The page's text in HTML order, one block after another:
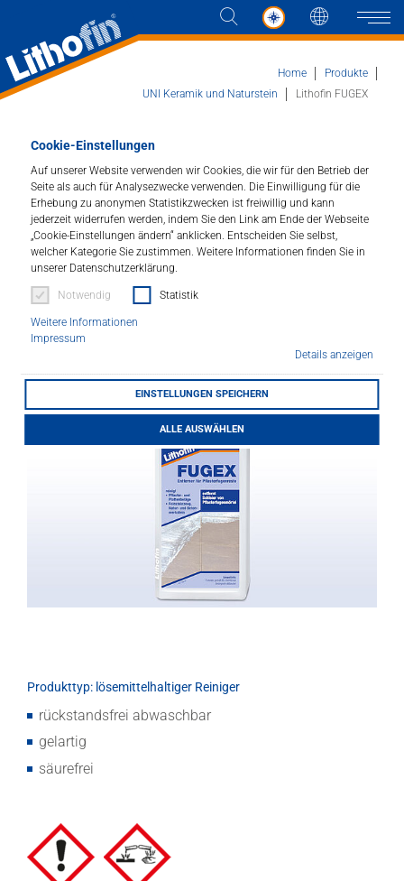
Cookie-Einstellungen
Auf unserer Website verwenden wir Cookies, die wir für den Betrieb der
Seite als auch für Analysezwecke verwenden. Die Einwilligung für die
Erhebung zu anonymen Statistikzwecken ist freiwillig und kann
jederzeit widerrufen werden, indem Sie den Link am Ende der Webseite
„Cookie-Einstellungen ändern“ anklicken. Entscheiden Sie selbst,
welcher Kategorie Sie zustimmen. Weitere Informationen finden Sie in
unserer Datenschutzerklärung.
Notwendig Statistik
Weitere Informationen
Impressum
Details anzeigen
EINSTELLUNGEN SPEICHERN
ALLE AUSWÄHLEN
Sprache
Produkte
Lösungen
Aktuelles
Unternehmen
Kontakt
HÄNDLERSUCHE
LITHOFINDER
Download
Home
Produkte
UNI Keramik und Naturstein
Lithofin FUGEX
Lithofin FUGEX
Entferner für Pflasterfugenreste.
Artikelnummer : 057
Entfernt Reste von ein- und zweikomponentigen
Pflasterfugenmörteln. Geeignet für keramische
Oberflächen, Naturstein und unbeschichtetem
Betonwerkstein.
Produkttyp: lösemittelhaltiger Reiniger
rückstandsfrei abwaschbar
gelartig
säurefrei